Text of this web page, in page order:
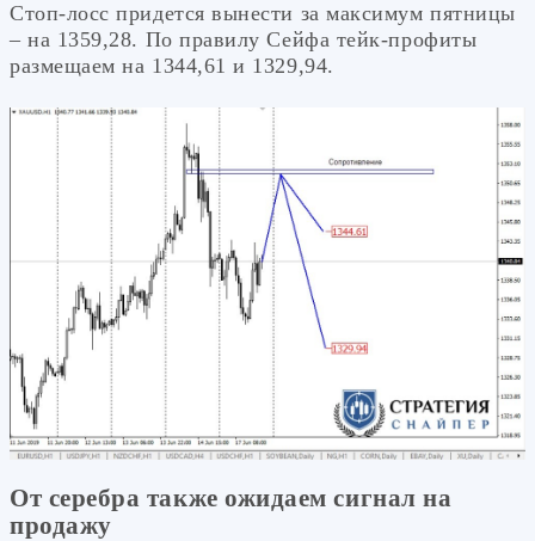
Стоп-лосс придется вынести за максимум пятницы
– на 1359,28. По правилу Сейфа тейк-профиты
размещаем на 1344,61 и 1329,94.
От серебра также ожидаем сигнал на
продажу